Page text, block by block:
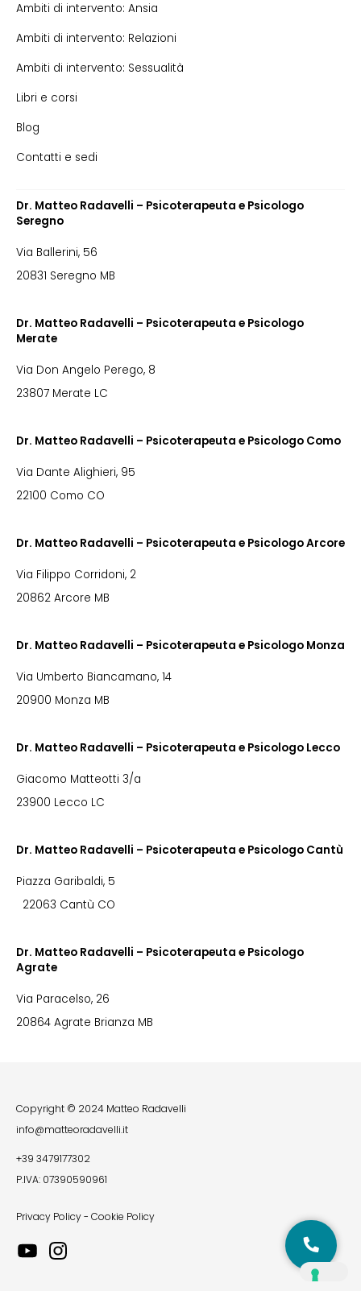
Ambiti di intervento: Ansia
Ambiti di intervento: Relazioni
Ambiti di intervento: Sessualità
Libri e corsi
Blog
Contatti e sedi
Dr. Matteo Radavelli – Psicoterapeuta e Psicologo
Seregno
Via Ballerini, 56
20831 Seregno MB
Dr. Matteo Radavelli – Psicoterapeuta e Psicologo
Merate
Via Don Angelo Perego, 8
23807 Merate LC
Dr. Matteo Radavelli – Psicoterapeuta e Psicologo Como
Via Dante Alighieri, 95
22100 Como CO
Dr. Matteo Radavelli – Psicoterapeuta e Psicologo Arcore
Via Filippo Corridoni, 2
20862 Arcore MB
Dr. Matteo Radavelli – Psicoterapeuta e Psicologo Monza
Via Umberto Biancamano, 14
20900 Monza MB
Dr. Matteo Radavelli – Psicoterapeuta e Psicologo Lecco
Giacomo Matteotti 3/a
23900 Lecco LC
Dr. Matteo Radavelli – Psicoterapeuta e Psicologo Cantù
Piazza Garibaldi, 5
22063 Cantù CO
Dr. Matteo Radavelli – Psicoterapeuta e Psicologo
Agrate
Via Paracelso, 26
20864 Agrate Brianza MB
Copyright © 2024 Matteo Radavelli
info@matteoradavelli.it
+39 3479177302
P.IVA: 07390590961
Privacy Policy- Cookie Policy